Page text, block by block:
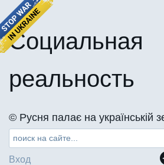
Социальная
реальность
©️ Русня палає на українській
Вход